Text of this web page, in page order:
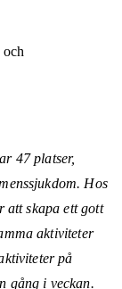
och
47 platser,
Hos
att skapa ett gott
aktiviteter
på
gång i veckan.